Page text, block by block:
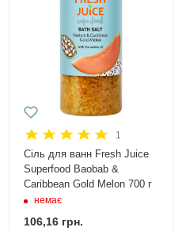
1
Сіль для ванн Fresh Juice
Superfood Baobab &
Caribbean Gold Melon 700 г
немає
106,16грн.